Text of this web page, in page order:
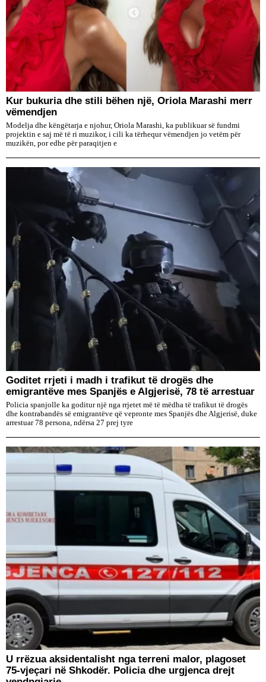
Kur bukuria dhe stili bëhen një, Oriola Marashi merr
vëmendjen
Modelja dhe këngëtarja e njohur, Oriola Marashi, ka publikuar së fundmi
projektin e saj më të ri muzikor, i cili ka tërhequr vëmendjen jo vetëm për
muzikën, por edhe për paraqitjen e
Goditet rrjeti i madh i trafikut të drogës dhe
emigrantëve mes Spanjës e Algjerisë, 78 të arrestuar
Policia spanjolle ka goditur një nga rrjetet më të mëdha të trafikut të drogës
dhe kontrabandës së emigrantëve që vepronte mes Spanjës dhe Algjerisë, duke
arrestuar 78 persona, ndërsa 27 prej tyre
U rrëzua aksidentalisht nga terreni malor, plagoset
75-vjeçari në Shkodër. Policia dhe urgjenca drejt